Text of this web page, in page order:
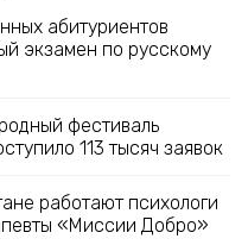
абитуриентов
экзамен по русскому
фестиваль
113 тысяч заявок
работают психологи
«Миссии Добро»